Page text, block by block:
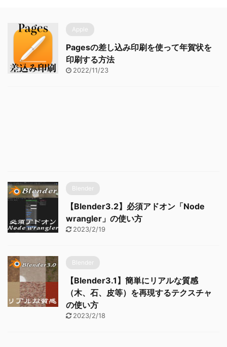
Apple
Pagesの差し込み印刷を使って年賀状を
印刷する方法
2022/11/23
Blender
【Blender3.2】必須アドオン「Node
wrangler」の使い方
2023/2/19
Blender
【Blender3.1】簡単にリアルな質感
（木、石、皮等）を再現するテクスチャ
の使い方
2023/2/18